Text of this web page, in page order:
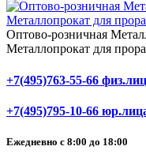
Оптово-розничная
Металлопрокат для
+7(495)763-55-66
+7(495)795-10-66
Ежедневно с 8:00 до 18:00